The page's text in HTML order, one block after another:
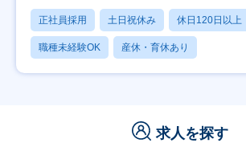
正社員採用 土日祝休み 休日120日以上
職種未経験OK 産休・育休あり
求人を探す